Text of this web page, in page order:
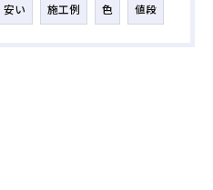
安い 施工例 色 値段